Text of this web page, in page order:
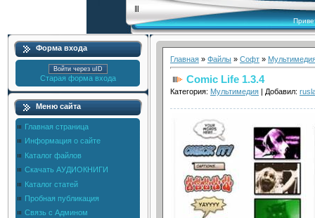
Форма входа
Войти через uID
Старая форма входа
Меню сайта
Главная страница
Информация о сайте
Каталог файлов
Скачать АУДИОКНИГИ
Каталог статей
Пробная публикация
Связь с Админом
Главная » Файлы » Софт »
Comic Life 1.3.4
Категория: Мультимедия | Добавил: